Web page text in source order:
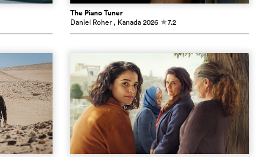
The Piano Tuner
Daniel Roher , Kanada 2026 c7.2